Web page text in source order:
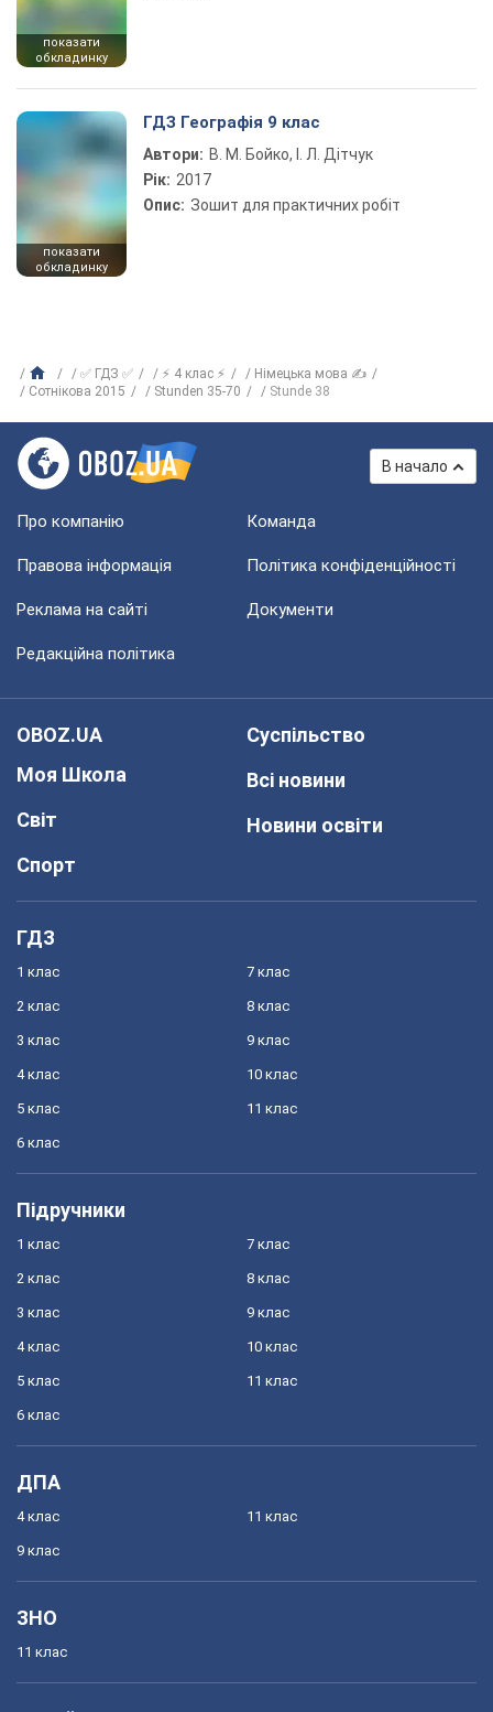
показати
обкладинку
показати
обкладинку
ГДЗ Географія 9 клас
Автори: В. М. Бойко, І. Л. Дітчук
Рік: 2017
Опис: Зошит для практичних робіт
✅ ГДЗ ✅ ⚡ 4 клас ⚡
Німецька мова ✍
Сотнікова 2015
Stunden 35-70 Stunde 38
В начало
Про компанію Команда
Правова інформація Політика конфіденційності
Реклама на сайті Документи
Редакційна політика
OBOZ.UA
Моя Школа
Світ
Спорт
Суспільство
Всі новини
Новини освіти
ГДЗ
1 клас
2 клас
3 клас
4 клас
5 клас
6 клас
7 клас
8 клас
9 клас
10 клас
11 клас
Підручники
1 клас
2 клас
3 клас
4 клас
5 клас
6 клас
7 клас
8 клас
9 клас
10 клас
11 клас
ДПА
4 клас
9 клас
11 клас
ЗНО
11 клас